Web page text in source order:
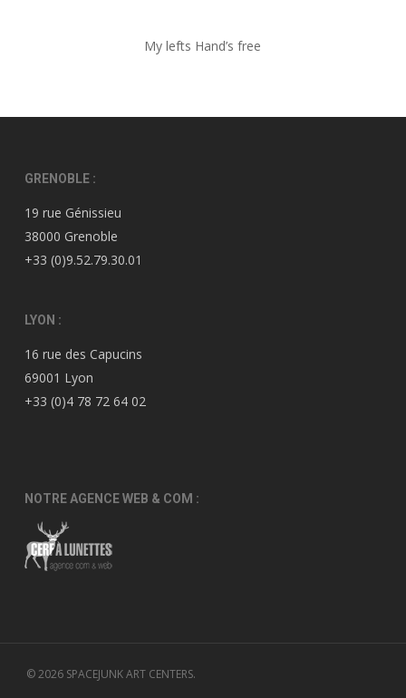
My lefts Hand’s free
GRENOBLE :
19 rue Génissieu
38000 Grenoble
+33 (0)9.52.79.30.01
LYON :
16 rue des Capucins
69001 Lyon
+33 (0)4 78 72 64 02
NOTRE AGENCE WEB & COM :
© 2026 SPACEJUNK ART CENTERS.